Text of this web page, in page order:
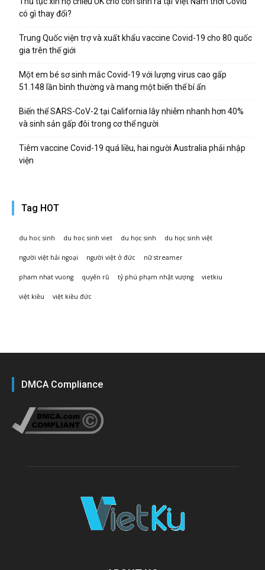
có gì thay đổi?
Trung Quốc viện trợ và xuất khẩu vaccine Covid-19 cho 80 quốc
gia trên thế giới
Một em bé sơ sinh mắc Covid-19 với lượng virus cao gấp
51.148 lần bình thường và mang một biến thể bí ẩn
Biến thể SARS-CoV-2 tại California lây nhiễm nhanh hơn 40%
và sinh sản gấp đôi trong cơ thể người
Tiêm vaccine Covid-19 quá liều, hai người Australia phải nhập
viện
Tag HOT
du hoc sinh du hoc sinh viet du học sinh du học sinh việt
người việt hải ngoại người việt ở đức nữ streamer
pham nhat vuong quyến rũ tỷ phú phạm nhật vượng vietkiu
việt kiều việt kiều đức
DMCA Compliance